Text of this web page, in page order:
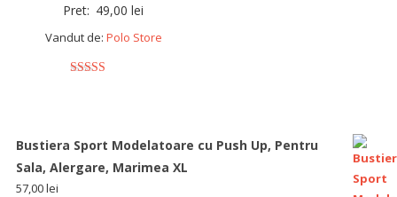
Pret: 49,00lei
Vandut de: Polo Store
Bustiera Sport Modelatoare cu Push Up, Pentru
Sala, Alergare, Marimea XL
57,00lei